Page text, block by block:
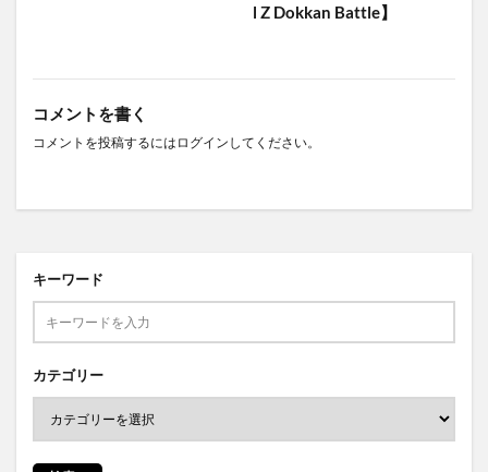
l Z Dokkan Battle】
コメントを書く
コメントを投稿するには ログイン してください。
キーワード
カテゴリー